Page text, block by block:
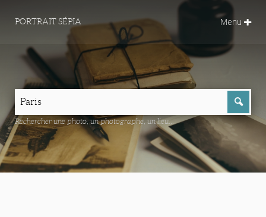
PORTRAIT SÉPIA Menu
Rechercher une photo, un photographe, un lieu...